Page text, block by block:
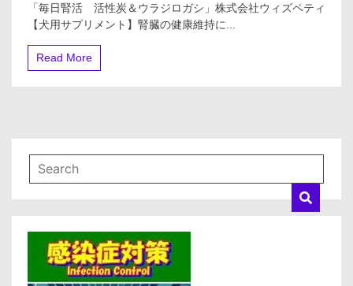
日
ロ
シ」
「毎日腎活 活性炭＆ウラジロガシ」株式会社ウィズペティ
【犬用サプリメント】腎臓の健康維持に...
Read More